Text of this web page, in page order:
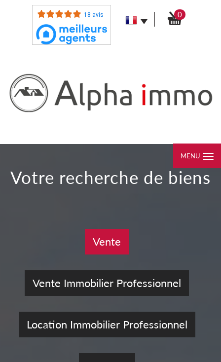
18 avis 0
MENU
Votre recherche de biens
Vente
Vente Immobilier Professionnel
Location Immobilier Professionnel